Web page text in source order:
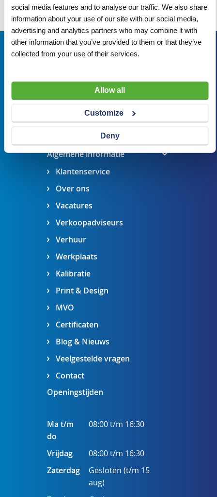
social media features and to analyse our traffic. We also share
information about your use of our site with our social media,
advertising and analytics partners who may combine it with
other information that you’ve provided to them or that they’ve
collected from your use of their services.
Allow all
Customize
Deny
Wij adviseren u graag
Algemene informatie
Klantenservice
Over ons
Vacatures
Verkoopadviseurs
Verhuur
Werkplaats
Kalibratie
Print & Design
MVO
Certificaten
Blog & Nieuws
Veelgestelde vragen
Contact
Bezoekadres
verkoop@visserbreda.nl
076 541 5073
Stel een vraag
Maak een afspraak
Openingstijden
Ma t/m
do
08:00 t/m 16:30
Vrijdag
08:00 t/m 16:30
Zaterdag
Gesloten (t/m 15
aug)